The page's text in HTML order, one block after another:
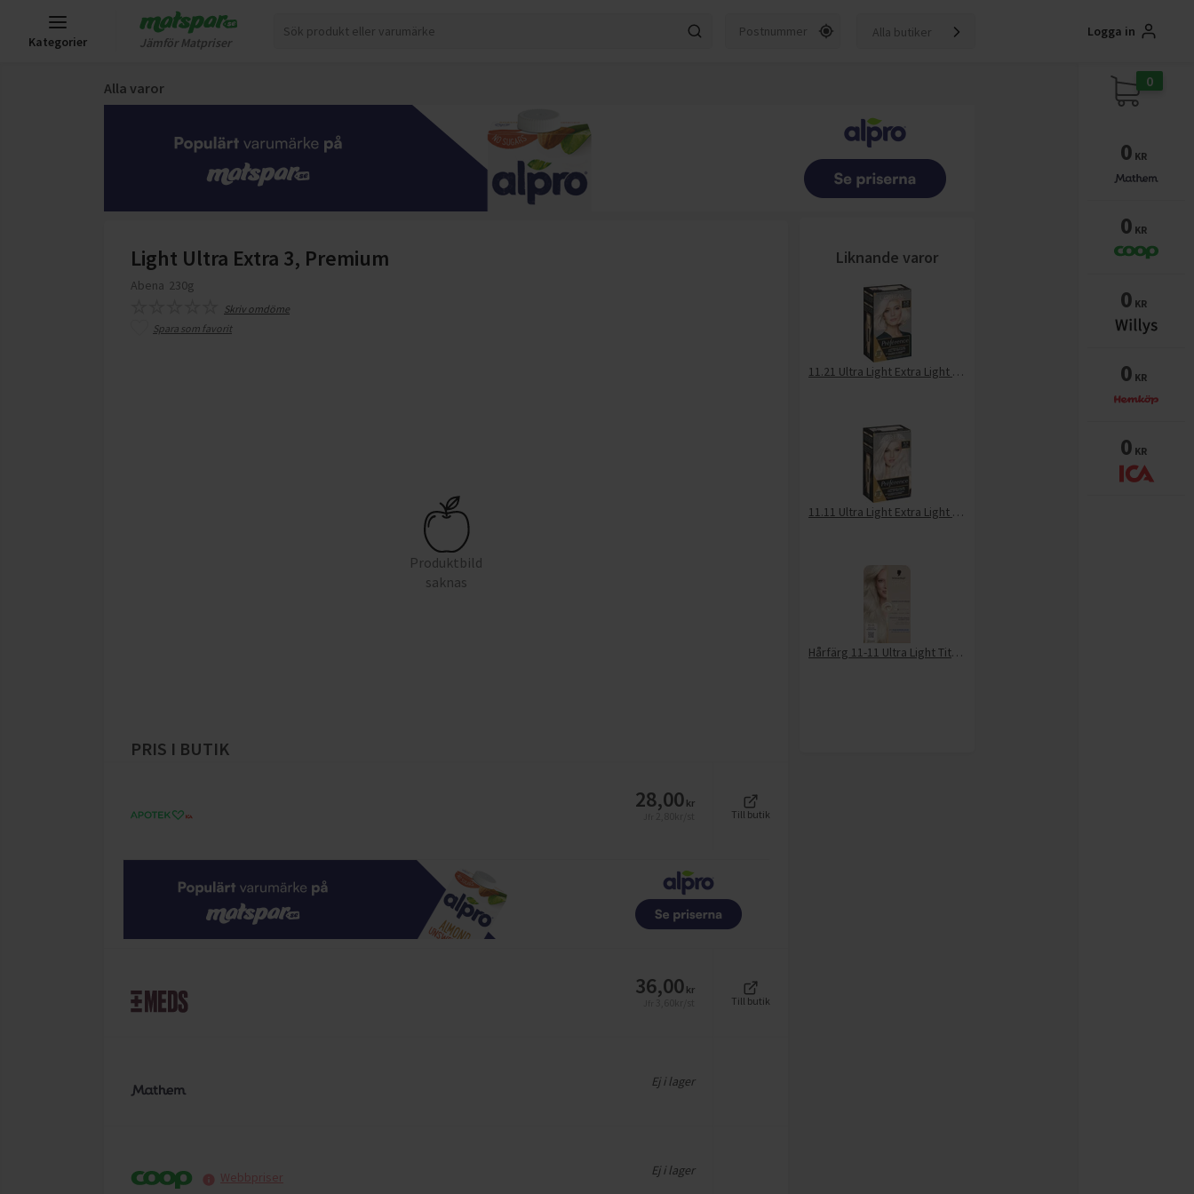
Kategorier Jämför Matpriser
Alla butiker Logga in
Alla varor
Light Ultra Extra 3, Premium
Abena 230g
Skriv omdöme
Spara som favorit
Produktbild
saknas
Liknande varor
11.21 Ultra Light Extra Light Cool Crystal Blonde
11.11 Ultra Light Extra Light Cool Silver Blonde
Hårfärg 11-11 Ultra Light Titanium Blonde
PRIS I BUTIK
28,00 kr
Till butik
36,00 kr
Till butik
Ej i lager
Webbpriser Ej i lager
0
0 KR
0 KR
0 KR
0 KR
0 KR